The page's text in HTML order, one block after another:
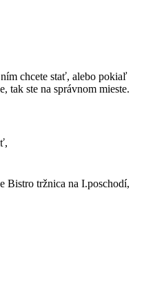
chcete stať, alebo pokiaľ
tak ste na správnom mieste.
Bistro tržnica na I.poschodí,